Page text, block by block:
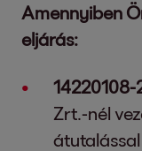
Amennyiben
eljárás:
14220108-
Zrt.-nél